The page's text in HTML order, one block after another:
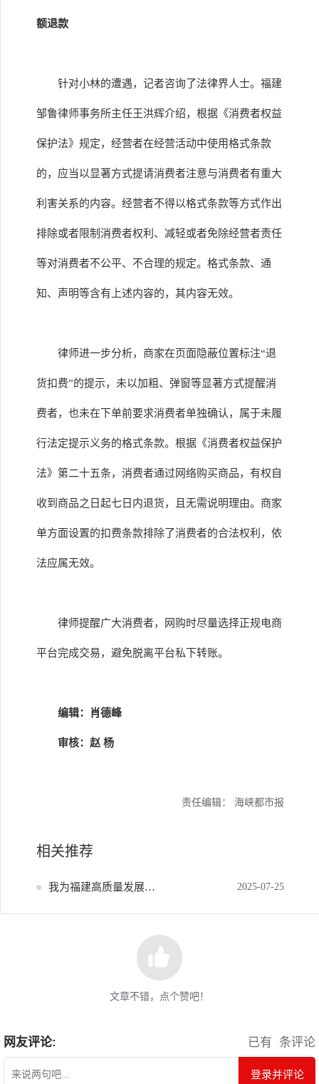
额退款
针对小林的遭遇，记者咨询了法律界人士。福建
邹鲁律师事务所主任王洪辉介绍，根据《消费者权益
保护法》规定，经营者在经营活动中使用格式条款
的，应当以显著方式提请消费者注意与消费者有重大
利害关系的内容。经营者不得以格式条款等方式作出
排除或者限制消费者权利、减轻或者免除经营者责任
等对消费者不公平、不合理的规定。格式条款、通
知、声明等含有上述内容的，其内容无效。
律师进一步分析，商家在页面隐蔽位置标注“退
货扣费”的提示，未以加粗、弹窗等显著方式提醒消
费者，也未在下单前要求消费者单独确认，属于未履
行法定提示义务的格式条款。根据《消费者权益保护
法》第二十五条，消费者通过网络购买商品，有权自
收到商品之日起七日内退货，且无需说明理由。商家
单方面设置的扣费条款排除了消费者的合法权利，依
法应属无效。
律师提醒广大消费者，网购时尽量选择正规电商
平台完成交易，避免脱离平台私下转账。
编辑：肖德峰
审核：赵 杨
责任编辑： 海峡都市报
相关推荐
我为福建高质量发展献策 2025-07-25
文章不错，点个赞吧！
网友评论: 已有 条评论
登录并评论